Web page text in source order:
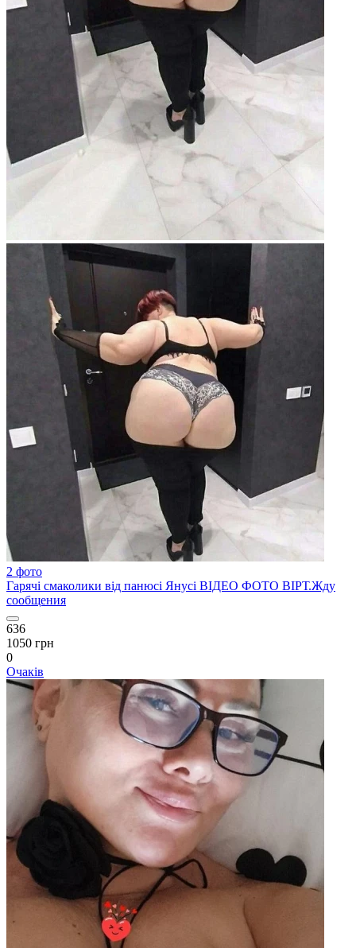
2 фото
Гарячі смаколики від панюсі Янусі ВІДЕО ФОТО ВІРТ.Жду
сообщения
636
1050 грн
0
Очаків